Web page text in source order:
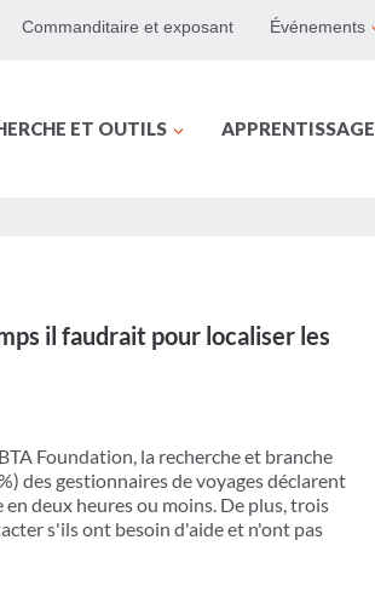
Commanditaire et exposant Événements
ET OUTILS APPRENTISSAGE
il faudrait pour localiser les
Foundation, la recherche et branche
des gestionnaires de voyages déclarent
deux heures ou moins. De plus, trois
s'ils ont besoin d'aide et n'ont pas